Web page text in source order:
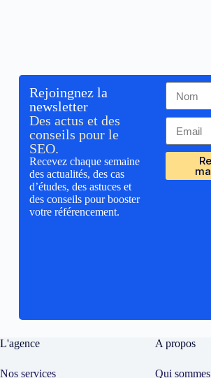
Rejoingnez la
newsletter
Des actus et des
conseils pour le
SEO.
Recevez chaque semaine
des actualités, des cas
d’études, des astuces et
des conseils pour booster
votre référencement.
L'agence
Nos services
A propos
Qui